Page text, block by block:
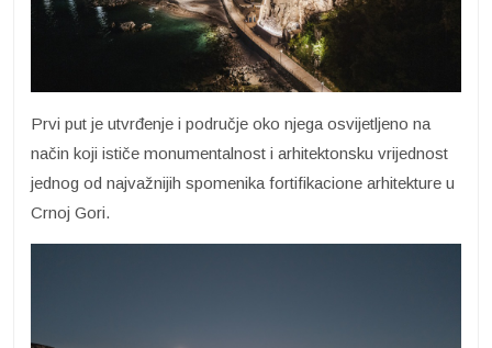
Prvi put je utvrđenje i područje oko njega osvijetljeno na
način koji ističe monumentalnost i arhitektonsku vrijednost
jednog od najvažnijih spomenika fortifikacione arhitekture u
Crnoj Gori.